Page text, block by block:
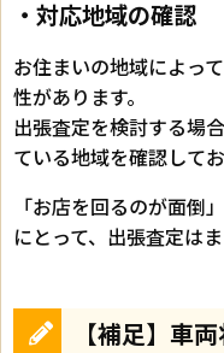
・対応地域の確認
お住まいの地域によっ
性があります。
出張査定を検討する場
ている地域を確認して
「お店を回るのが面倒
にとって、出張査定は
【補足】車